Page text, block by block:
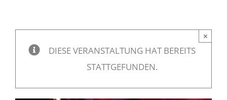
DIESE VERANSTALTUNG HAT BEREITS
STATTGEFUNDEN.
×